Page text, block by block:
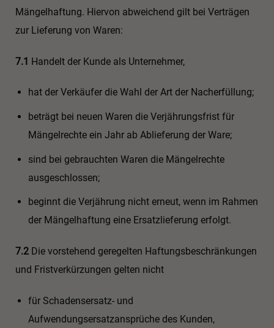
Mängelhaftung. Hiervon abweichend gilt bei Verträgen
zur Lieferung von Waren:
7.1 Handelt der Kunde als Unternehmer,
hat der Verkäufer die Wahl der Art der Nacherfüllung;
beträgt bei neuen Waren die Verjährungsfrist für
Mängelrechte ein Jahr ab Ablieferung der Ware;
sind bei gebrauchten Waren die Mängelrechte
ausgeschlossen;
beginnt die Verjährung nicht erneut, wenn im Rahmen
der Mängelhaftung eine Ersatzlieferung erfolgt.
7.2 Die vorstehend geregelten Haftungsbeschränkungen
und Fristverkürzungen gelten nicht
für Schadensersatz- und
Aufwendungsersatzansprüche des Kunden,